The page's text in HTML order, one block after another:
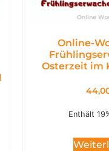
Online-
Osterzeit im
Enthält